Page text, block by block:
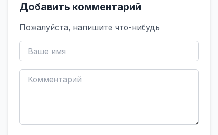
Добавить комментарий
Пожалуйста, напишите что-нибудь